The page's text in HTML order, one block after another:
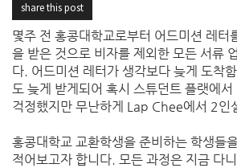
share this post
몇주 전 홍콩대학교로부터 어드미션 레터
을 받은 것으로 비자를 제외한 모든 서류
다. 어드미션 레터가 생각보다 늦게 도착
도 늦게 받게되어 혹시 스튜던트 플랫에서
걱정했지만 무난하게 Lap Chee에서 2인
홍콩대학교 교환학생을 준비하는 학생들
적어보고자 합니다. 모든 과정은 지금 다